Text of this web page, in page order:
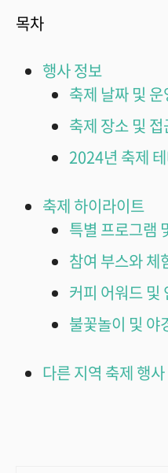
목차
행사 정보
축제 날짜 및
축제 장소 및 접
2024년 축제
축제 하이라이트
특별 프로그램
참여 부스와 체
커피 어워드 및
불꽃놀이 및 야
다른 지역 축제 행사